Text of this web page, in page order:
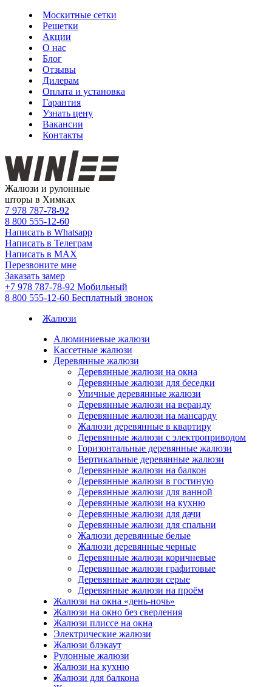
Москитные сетки
Решетки
Акции
О нас
Блог
Отзывы
Дилерам
Оплата и установка
Гарантия
Узнать цену
Вакансии
Контакты
Жалюзи и рулонные
шторы в Химках
7 978 787-78-92
8 800 555-12-60
Написать в Whatsapp
Написать в Телеграм
Написать в MAX
Перезвоните мне
Заказать замер
+7 978 787-78-92 Мобильный
8 800 555-12-60 Бесплатный звонок
Жалюзи
Алюминиевые жалюзи
Кассетные жалюзи
Деревянные жалюзи
Деревянные жалюзи на окна
Деревянные жалюзи для беседки
Уличные деревянные жалюзи
Деревянные жалюзи на веранду
Деревянные жалюзи на мансарду
Жалюзи деревянные в квартиру
Деревянные жалюзи с электроприводом
Горизонтальные деревянные жалюзи
Вертикальные деревянные жалюзи
Деревянные жалюзи на балкон
Деревянные жалюзи в гостиную
Деревянные жалюзи для ванной
Деревянные жалюзи на кухню
Деревянные жалюзи для дачи
Деревянные жалюзи для спальни
Жалюзи деревянные белые
Жалюзи деревянные черные
Деревянные жалюзи коричневые
Деревянные жалюзи графитовые
Деревянные жалюзи серые
Деревянные жалюзи на проём
Жалюзи на окна «день-ночь»
Жалюзи на окно без сверления
Жалюзи плиссе на окна
Электрические жалюзи
Жалюзи блэкаут
Рулонные жалюзи
Жалюзи на кухню
Жалюзи для балкона